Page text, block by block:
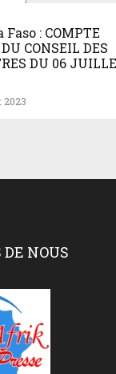
: COMPTE
CONSEIL DES
DU 06
2023
DE NOUS